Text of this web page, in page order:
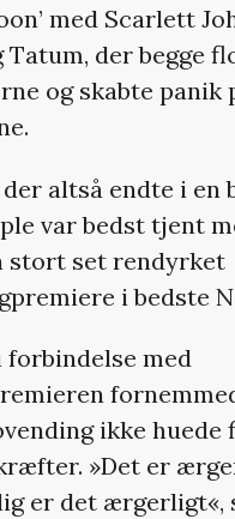
med Scarlett
Tatum, der begge
og skabte panik
der altså endte i en
var bedst tjent
stort set rendyrket
i bedste
forbindelse med
ikke huede
»Det er
er det ærgerligt«,